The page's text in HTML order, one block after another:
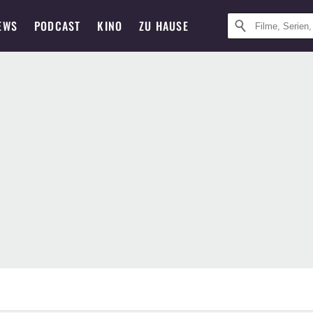
PODCAST KINO ZU HAUSE